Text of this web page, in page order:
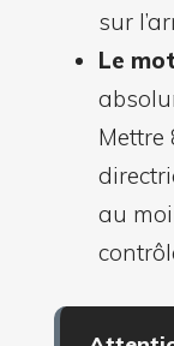
sur
Le
Mettre
au